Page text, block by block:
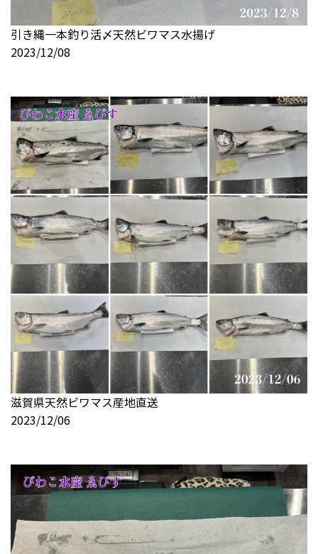
引き縄一本釣り活〆天然ビワマス水揚げ
2023/12/08
滋賀県天然ビワマス産地直送
2023/12/06